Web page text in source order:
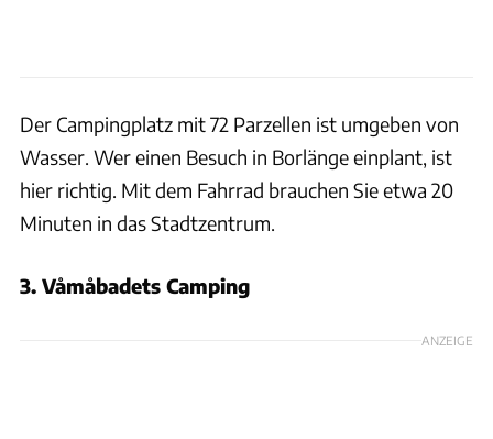
Der Campingplatz mit 72 Parzellen ist umgeben von
Wasser. Wer einen Besuch in Borlänge einplant, ist
hier richtig. Mit dem Fahrrad brauchen Sie etwa 20
Minuten in das Stadtzentrum.
3. Våmåbadets Camping
ANZEIGE